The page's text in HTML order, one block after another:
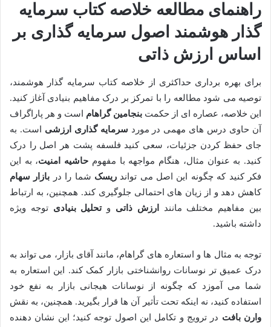
راهنمای مطالعه خلاصه کتاب سرمایه
گذار هوشمند اصول سرمایه گذاری بر
اساس ارزش ذاتی
برای بهره برداری حداکثری از خلاصه کتاب سرمایه گذار هوشمند،
توصیه می شود مطالعه را با تمرکز بر درک مفاهیم بنیادی آغاز کنید.
این خلاصه، عصاره ای از حکمت بنجامین گراهام است و هر پاراگراف
آن حاوی درس های مهمی در مورد سرمایه گذاری ارزشی است. به
جای حفظ کردن جزئیات، سعی کنید فلسفه پشت هر اصل را درک
کنید. به عنوان مثال، هنگام مواجهه با مفهوم حاشیه امنیت، به این
فکر کنید که چگونه این اصل می تواندریسک شما را در بازار سهام
کاهش دهد و از زیان های احتمالی جلوگیری کند. همچنین، به ارتباط
بین مفاهیم مختلف مانند
ارزش ذاتی وتحلیل بنیادی توجه ویژه
داشته باشید.
توجه به مثال ها و استعاره های گراهام، مانند آقای بازار، می تواند به
درک عمیق تر نوسانات روانشناختی بازار کمک کند. این استعاره به
شما می آموزد که چگونه از نوسانات هیجانی بازار به نفع خود
استفاده کنید، نه اینکه تحت تأثیر آن ها قرار بگیرید. همچنین، به نقش
وارن بافت در ترویج و تکامل این اصول توجه کنید؛ این نشان دهنده